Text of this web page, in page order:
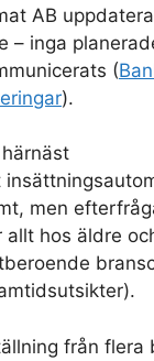
AB
– inga
(
).
men
allt hos äldre
från flera